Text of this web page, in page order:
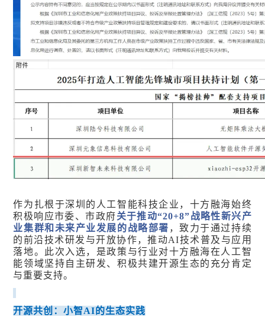
作为扎根于深圳的人工智能科技企业，十方融海始终
积极响应市委、市政府关于推动“20+8”战略性新兴产
业集群和未来产业发展的战略部署 ，致力于通过持续
的前沿技术研发与开放协作，推动AI技术普及与应用
落地。此次入选，是政策与行业对十方融海在人工智
能领域坚持自主研发、积极共建开源生态的充分肯定
与重要支持。
开源共创：小智AI的生态实践